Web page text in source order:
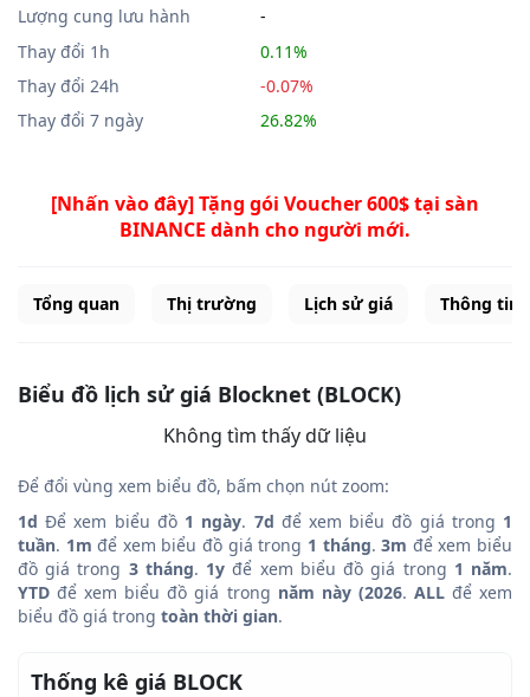
Lượng cung lưu hành
-
Thay đổi 1h
0.11%
Thay đổi 24h
-0.07%
Thay đổi 7 ngày
26.82%
[Nhấn vào đây] Tặng gói Voucher 600$ tại sàn
BINANCE dành cho người mới.
Tổng quan Thị trường Lịch sử giá Thông tin
Biểu đồ lịch sử giá Blocknet (BLOCK)
Không tìm thấy dữ liệu
Để đổi vùng xem biểu đồ, bấm chọn nút zoom:
1d Để xem biểu đồ 1 ngày. 7d để xem biểu đồ giá trong 1
tuần. 1m để xem biểu đồ giá trong 1 tháng.3m để xem biểu
đồ giá trong 3 tháng. 1y để xem biểu đồ giá trong 1 năm.
YTD để xem biểu đồ giá trong năm này (2026. ALLđể xem
biểu đồ giá trong toàn thời gian.
Thống kê giá BLOCK